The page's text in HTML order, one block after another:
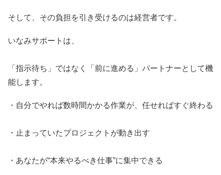
そして、その負担を引き受けるのは経営者です。
いなみサポートは、
「指示待ち」ではなく「前に進める」パートナーとして機
能します。
・自分でやれば数時間かかる作業が、任せればすぐ終わる
・止まっていたプロジェクトが動き出す
・あなたが“本来やるべき仕事”に集中できる